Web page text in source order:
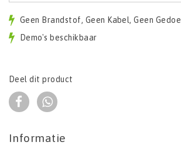
Geen Brandstof, Geen Kabel, Geen Gedoe
Demo's beschikbaar
Deel dit product
Informatie